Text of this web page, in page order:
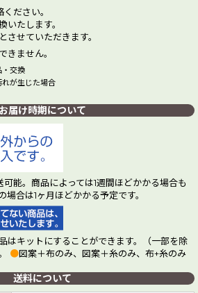
ださい。
いたします。
させていただきます。
きません。
・交換
が生じた場合
お届け時期について
能。商品によっては1週間ほどかかる場合も
合は1ヶ月ほどかかる予定です。
はキットにすることができます。（一部を除
●図案＋布のみ、図案＋糸のみ、布+糸のみ
送料について